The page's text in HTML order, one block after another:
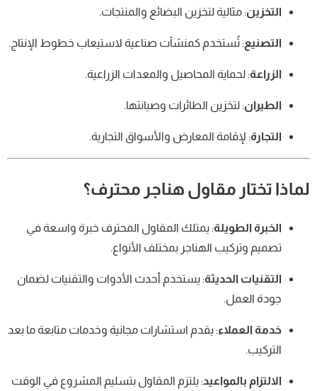
التخزين: مثالية لتخزين البضائع والمنتجات.
التصنيع: تُستخدم كمنشآت صناعية لاستيعاب خطوط الإنتاج.
الزراعة: لحماية المحاصيل والمعدات الزراعية.
الطيران: لتخزين الطائرات وصيانتها.
التجارة: لإقامة المعارض والأسواق التجارية.
لماذا تختار مقاول هناجر محترف؟
الخبرة الطويلة: يمتلك المقاول المحترف خبرة واسعة في
تصميم وتركيب الهناجر بمختلف الأنواع.
التقنيات الحديثة: يستخدم أحدث الأدوات والتقنيات لضمان
جودة العمل.
خدمة العملاء: يقدم استشارات مجانية وخدمات متابعة ما بعد
التركيب.
الالتزام بالمواعيد: يلتزم المقاول بتسليم المشروع في الوقت